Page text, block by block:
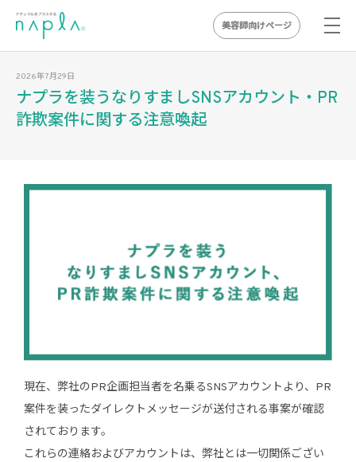
content
美容師向けページ
2026年7月29日
ナプラを装うなりすましSNSアカウント・PR
詐欺案件に関する注意喚起
現在、弊社のPR企画担当者を名乗るSNSアカウントより、PR
案件を装ったダイレクトメッセージが送付される事案が確認
されております。
これらの連絡およびアカウントは、弊社とは一切関係ござい